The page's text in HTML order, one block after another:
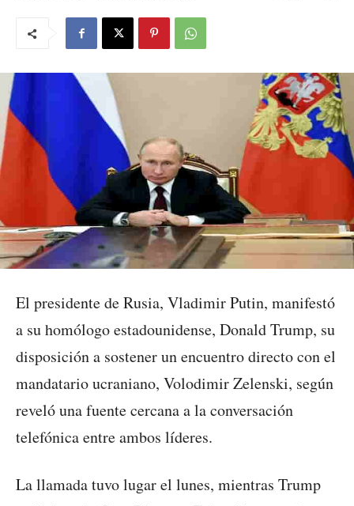
El presidente de Rusia, Vladimir Putin, manifestó
a su homólogo estadounidense, Donald Trump, su
disposición a sostener un encuentro directo con el
mandatario ucraniano, Volodimir Zelenski, según
reveló una fuente cercana a la conversación
telefónica entre ambos líderes.
La llamada tuvo lugar el lunes, mientras Trump